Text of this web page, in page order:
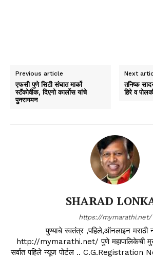
Previous article
एफसी पुणे सिटी संघात मार्को
स्टॅंकोवीक, दिएगो कार्लोस यांचे
पुनरागमन
Next
तनिष्क
हिरे व
SHARAD
https://mymarathi.net/
पुण्याचे स्वतंत्र ,पहिले,ऑनलाइन मराठी
http://mymarathi.net/ पुणे महापालिकेची
सर्वात पहिले न्यूज पोर्टल ..